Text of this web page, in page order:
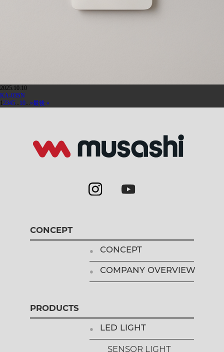
2025.10.10
KA-03SN
1 2345...10...»最後 »
CONCEPT
CONCEPT
COMPANY OVERVIEW
PRODUCTS
LED LIGHT
SENSOR LIGHT